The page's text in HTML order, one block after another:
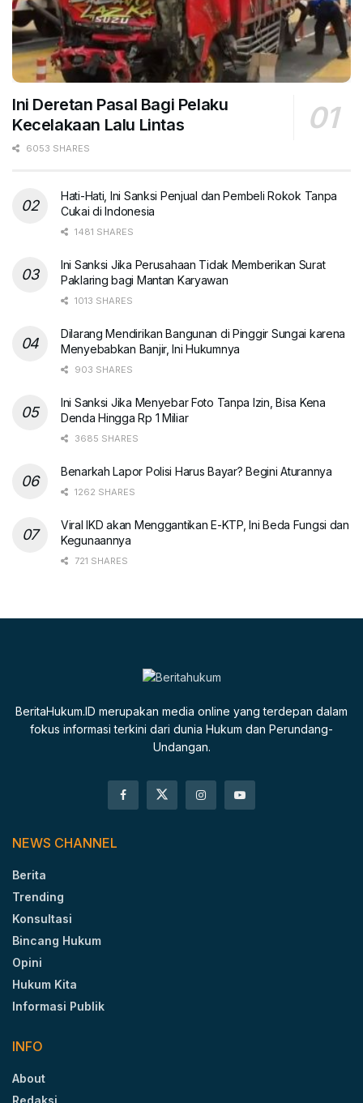
Ini Deretan Pasal Bagi Pelaku
Kecelakaan Lalu Lintas
6053 SHARES
Hati-Hati, Ini Sanksi Penjual dan Pembeli Rokok Tanpa
Cukai di Indonesia
1481 SHARES
Ini Sanksi Jika Perusahaan Tidak Memberikan Surat
Paklaring bagi Mantan Karyawan
1013 SHARES
Dilarang Mendirikan Bangunan di Pinggir Sungai karena
Menyebabkan Banjir, Ini Hukumnya
903 SHARES
Ini Sanksi Jika Menyebar Foto Tanpa Izin, Bisa Kena
Denda Hingga Rp 1 Miliar
3685 SHARES
Benarkah Lapor Polisi Harus Bayar? Begini Aturannya
1262 SHARES
Viral IKD akan Menggantikan E-KTP, Ini Beda Fungsi dan
Kegunaannya
721 SHARES
BeritaHukum.ID merupakan media online yang terdepan dalam
fokus informasi terkini dari dunia Hukum dan Perundang-
Undangan.
NEWS CHANNEL
Berita
Trending
Konsultasi
Bincang Hukum
Opini
Hukum Kita
Informasi Publik
INFO
About
Redaksi